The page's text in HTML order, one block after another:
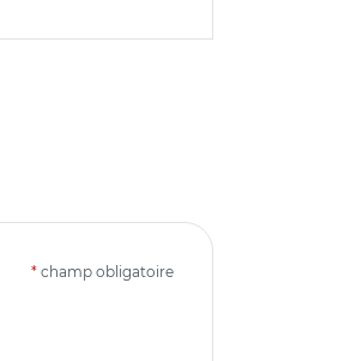
* champ obligatoire